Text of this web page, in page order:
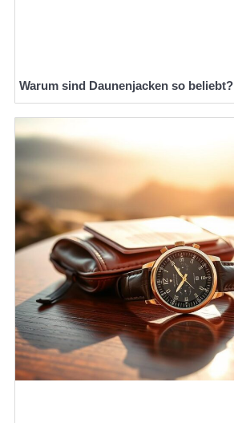
Warum sind Daunenjacken so beliebt?